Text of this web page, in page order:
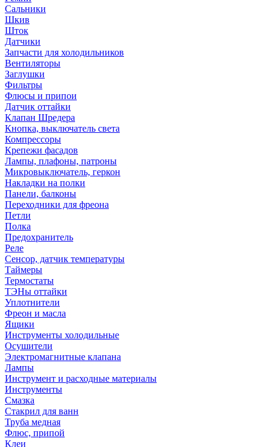
Сальники
Шкив
Шток
Датчики
Запчасти для холодильников
Вентиляторы
Заглушки
Фильтры
Флюсы и припои
Датчик оттайки
Клапан Шредера
Кнопка, выключатель света
Компрессоры
Крепежи фасадов
Лампы, плафоны, патроны
Микровыключатель, геркон
Накладки на полки
Панели, балконы
Переходники для фреона
Петли
Полка
Предохранитель
Реле
Сенсор, датчик температуры
Таймеры
Термостаты
ТЭНы оттайки
Уплотнители
Фреон и масла
Ящики
Инструменты холодильные
Осушители
Электромагнитные клапана
Лампы
Инструмент и расходные материалы
Инструменты
Смазка
Стакрил для ванн
Труба медная
Флюс, припой
Клеи